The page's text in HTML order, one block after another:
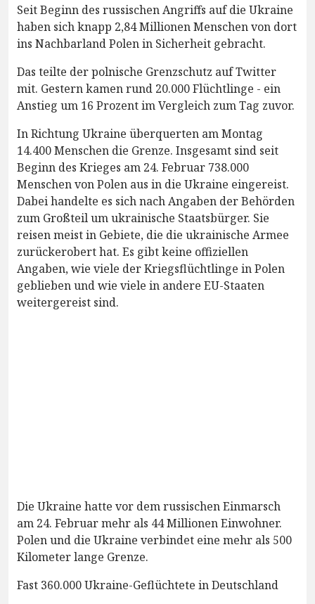
Seit Beginn des russischen Angriffs auf die Ukraine
haben sich knapp 2,84 Millionen Menschen von dort
ins Nachbarland Polen in Sicherheit gebracht.
Das teilte der polnische Grenzschutz auf Twitter
mit. Gestern kamen rund 20.000 Flüchtlinge - ein
Anstieg um 16 Prozent im Vergleich zum Tag zuvor.
In Richtung Ukraine überquerten am Montag
14.400 Menschen die Grenze. Insgesamt sind seit
Beginn des Krieges am 24. Februar 738.000
Menschen von Polen aus in die Ukraine eingereist.
Dabei handelte es sich nach Angaben der Behörden
zum Großteil um ukrainische Staatsbürger. Sie
reisen meist in Gebiete, die die ukrainische Armee
zurückerobert hat. Es gibt keine offiziellen
Angaben, wie viele der Kriegsflüchtlinge in Polen
geblieben und wie viele in andere EU-Staaten
weitergereist sind.
Die Ukraine hatte vor dem russischen Einmarsch
am 24. Februar mehr als 44 Millionen Einwohner.
Polen und die Ukraine verbindet eine mehr als 500
Kilometer lange Grenze.
Fast 360.000 Ukraine-Geflüchtete in Deutschland